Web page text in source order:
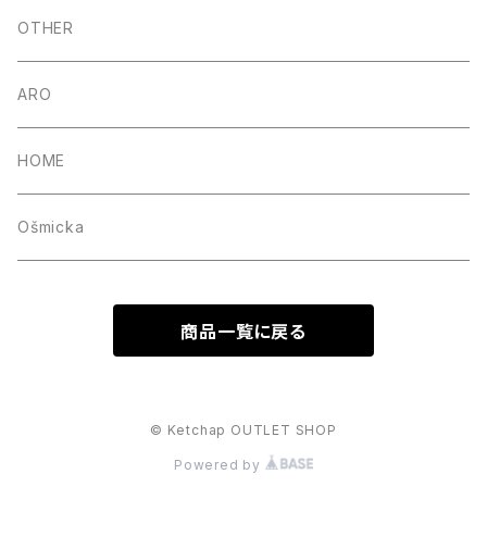
LONG WALLET
MINI WALLET・COIN CASE
OTHER
ARO
HOME
Ošmicka
商品一覧に戻る
© Ketchap OUTLET SHOP
Powered by